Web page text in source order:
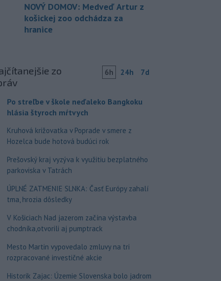
NOVÝ DOMOV: Medveď Artur z
košickej zoo odchádza za
hranice
zo
6h 24h 7d
Po streľbe v škole neďaleko Bangkoku
hlásia štyroch mŕtvych
Kruhová križovatka v Poprade v smere z
Hozelca bude hotová budúci rok
Prešovský kraj vyzýva k využitiu bezplatného
parkoviska v Tatrách
ÚPLNÉ ZATMENIE SLNKA: Časť Európy zahalí
tma, hrozia dôsledky
V Košiciach Nad jazerom začína výstavba
chodníka,otvorili aj pumptrack
Mesto Martin vypovedalo zmluvy na tri
rozpracované investičné akcie
Historik Zajac: Územie Slovenska bolo jadrom